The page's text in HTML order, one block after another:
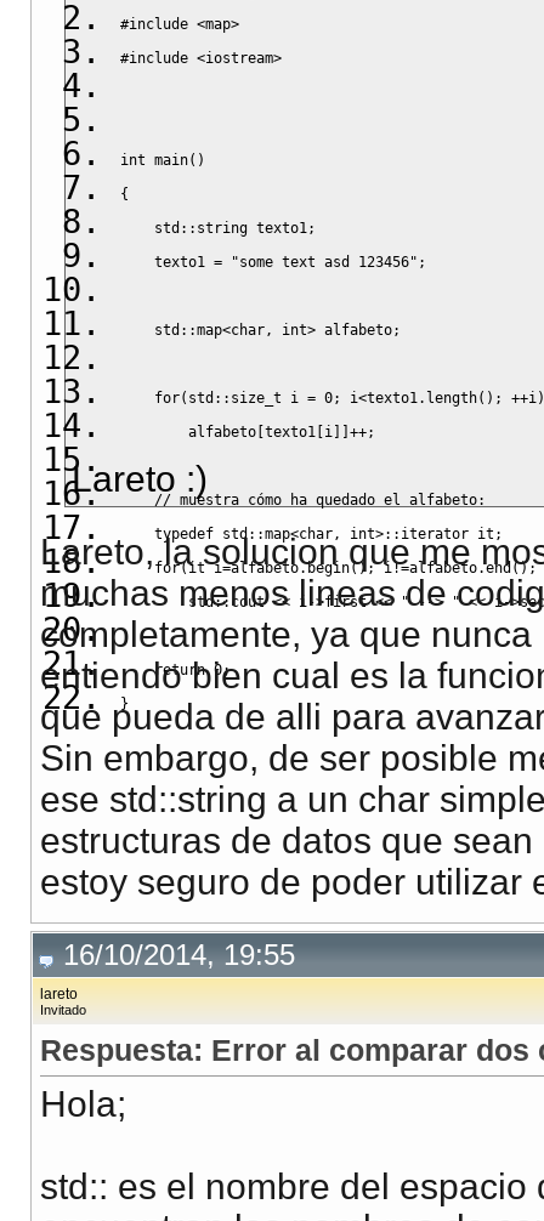
#include <map>
#include <iostream>
int main( )
{
std :: string texto1 ;
texto1 = "some text asd 123456" ;
std ::map<char , int> alfabeto;
for( std :: size_t i = 0; i<texto1. length( ) ; ++i )
alfabeto [texto1 [i ] ] ++;
// muestra cómo ha quedado el alfabeto:
typedef std ::map<char , int>:: iterator it ;
for(it i=alfabeto.begin() ; i!=alfabeto.end ();
std:: cout << i ->first << " --> " << i->
return 0;
}
Lareto :)
Lareto, la solucion que me
muchas menos lineas de
completamente, ya que
entiendo bien cual es la
que pueda de alli para
Sin embargo, de ser posible
ese std::string a un char
estructuras de datos que
estoy seguro de poder utilizar
16/10/2014, 19:55
lareto
Invitado
Respuesta: Error al comparar dos
Hola;
std:: es el nombre del